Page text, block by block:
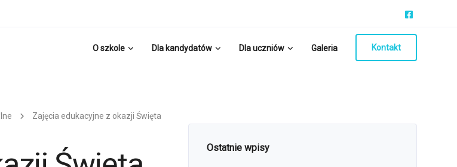
O szkole Dla kandydatów Dla uczniów Galeria Kontakt
Zajęcia edukacyjne z okazji Święta
Ostatnie wpisy